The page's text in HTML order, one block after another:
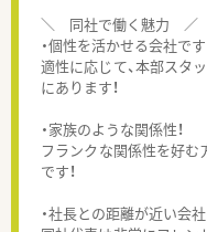
＼ 同社で働く魅力 ／
・個性を活かせる会社です
適性に応じて、本部スタ
にあります！
・家族のような関係性！
フランクな関係性を好む
です！
・社長との距離が近い会社